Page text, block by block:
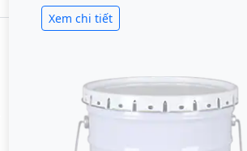
Xem chi tiết